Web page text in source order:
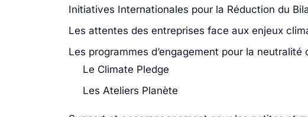
Initiatives Internationales pour la Réduction du
Les attentes des entreprises face aux enjeux
Les programmes d’engagement pour la neutralité
Le Climate Pledge
Les Ateliers Planète